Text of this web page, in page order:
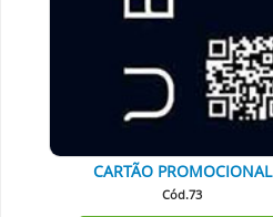
CARTÃO PROMOCIONAL
Cód.73